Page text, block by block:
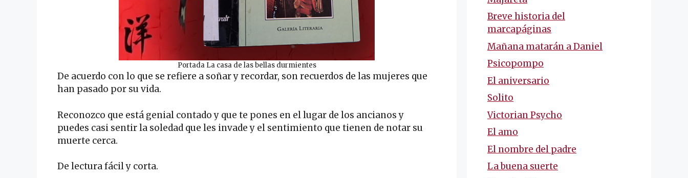
Portada La casa de las bellas durmientes
De acuerdo con lo que se refiere a soñar y recordar, son recuerdos de las mujeres que
han pasado por su vida.
Reconozco que está genial contado y que te pones en el lugar de los ancianos y
puedes casi sentir la soledad que les invade y el sentimiento que tienen de notar su
muerte cerca.
De lectura fácil y corta.
Breve historia del
marcapáginas
Mañana matarán a Daniel
Psicopompo
El aniversario
Solito
Victorian Psycho
El amo
El nombre del padre
La buena suerte